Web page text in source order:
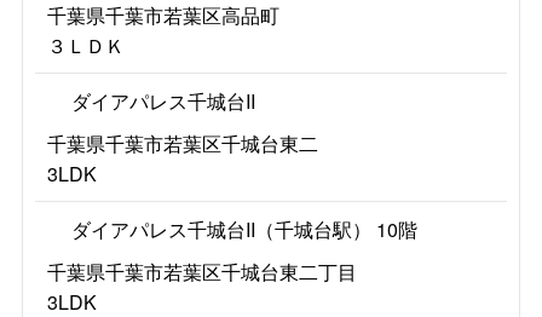
千葉県千葉市若葉区高品町
３ＬＤＫ
ダイアパレス千城台II
千葉県千葉市若葉区千城台東二
3LDK
ダイアパレス千城台II（千城台駅） 10階
千葉県千葉市若葉区千城台東二丁目
3LDK